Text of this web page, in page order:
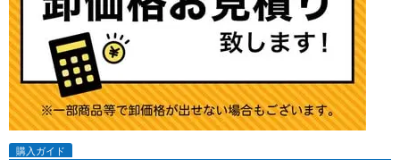
購入ガイド